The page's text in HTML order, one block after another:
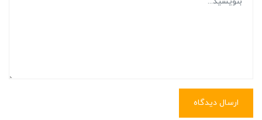
ارسال دیدگاه